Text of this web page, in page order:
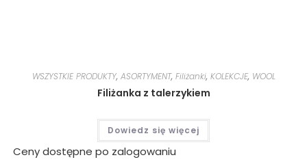
WSZYSTKIE PRODUKTY, ASORTYMENT, Filiżanki, KOLEKCJE, WOOL
Filiżanka z talerzykiem
Dowiedz się więcej
Ceny dostępne po zalogowaniu